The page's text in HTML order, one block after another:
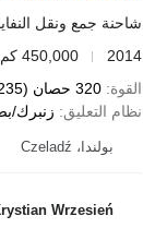
شاحنة جمع ونقل
2014
450,000 كم
القوة 320 حصان (235 kW)
نظام التعليق
زنبرك/
بولندا، Czeladź
Wrzesień